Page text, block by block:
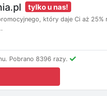
tylko u nas!
który daje Ci aż 25%
Pobrano 8396 razy.